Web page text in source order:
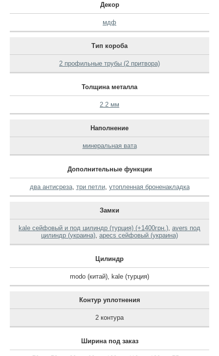
Декор
мдф
Тип короба
2 профильные трубы (2 притвора)
Толщина металла
2.2 мм
Наполнение
минеральная вата
Дополнительные функции
два антисреза, три петли, утопленная броненакладка
Замки
kale сейфовый и под цилиндр (турция) (+1400грн.) avers под
цилиндр (украина) apecs сейфовый (украина)
Цилиндр
modo (китай) kale (турция)
Контур уплотнения
2 контура
Ширина под заказ